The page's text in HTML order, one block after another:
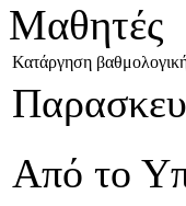
Μαθητές
Κατάργηση
Από το